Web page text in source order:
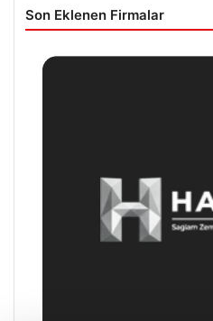
Son Eklenen Firmalar